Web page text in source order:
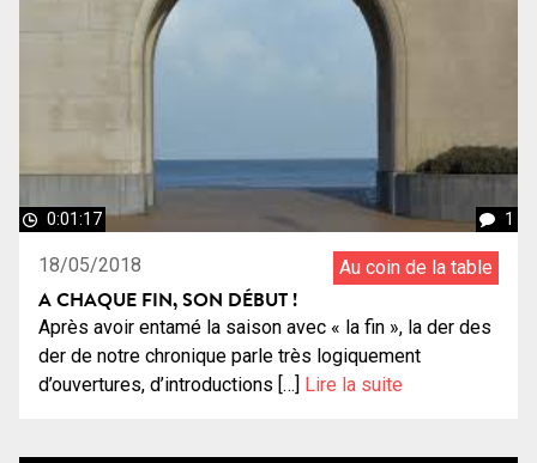
0:01:17 1
18/05/2018 Au coin de la table
A CHAQUE FIN, SON DÉBUT !
Après avoir entamé la saison avec « la fin », la der des
der de notre chronique parle très logiquement
d’ouvertures, d’introductions […] Lire la suite